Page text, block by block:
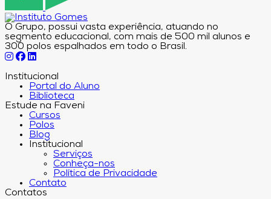
O Grupo, possui vasta experiência, atuando no
segmento educacional, com mais de 500 mil alunos e
300 polos espalhados em todo o Brasil.
Institucional
Portal do Aluno
Biblioteca
Estude na Faveni
Cursos
Polos
Blog
Institucional
Serviços
Conheça-nos
Política de Privacidade
Contato
Contatos